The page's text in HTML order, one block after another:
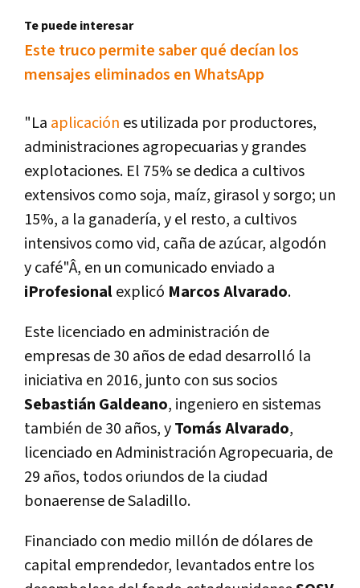
Te puede interesar
Este truco permite saber qué decí­an los
mensajes eliminados en WhatsApp
"La aplicación es utilizada por productores,
administraciones agropecuarias y grandes
explotaciones. El 75% se dedica a cultivos
extensivos como soja, maí­z, girasol y sorgo; un
15%, a la ganaderí­a, y el resto, a cultivos
intensivos como vid, caña de azúcar, algodón
y café"Â, en un comunicado enviado a
iProfesionalexplicó Marcos Alvarado.
Este licenciado en administración de
empresas de 30 años de edad desarrolló la
iniciativa en 2016, junto con sus socios
Sebastián Galdeano, ingeniero en sistemas
también de 30 años, yTomás Alvarado,
licenciado en Administración Agropecuaria, de
29 años, todos oriundos de la ciudad
bonaerense de Saladillo.
Financiado con medio millón de dólares de
capital emprendedor, levantados entre los